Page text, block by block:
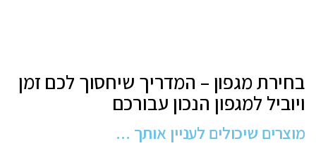
בחירת מגפון – המדריך שיחסוך לכם זמן
ויוביל למגפון הנכון עבורכם
מוצרים שיכולים לעניין אותך ...